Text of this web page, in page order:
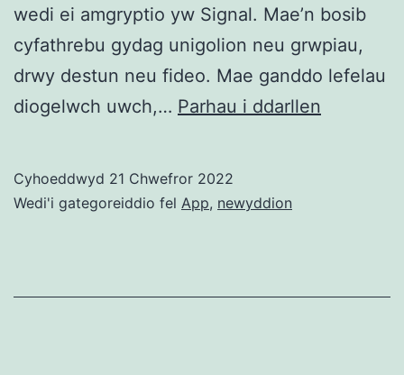
wedi ei amgryptio yw Signal. Mae’n bosib
cyfathrebu gydag unigolion neu grwpiau,
drwy destun neu fideo. Mae ganddo lefelau
diogelwch uwch,… Parhau i ddarllen
Cyhoeddwyd 21 Chwefror 2022
Wedi'i gategoreiddio fel App, newyddion